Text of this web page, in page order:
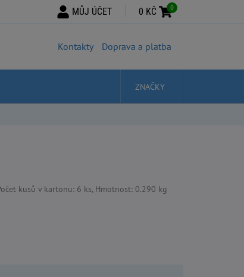
Kontakty Doprava a platba
ZNAČKY
kusů v kartonu: 6 ks, Hmotnost: 0.290 kg
0 KČ 0
MŮJ ÚČET